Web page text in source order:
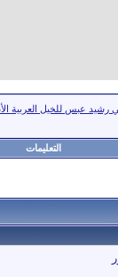
رشيد عبس للخيل العربية
التعليمات